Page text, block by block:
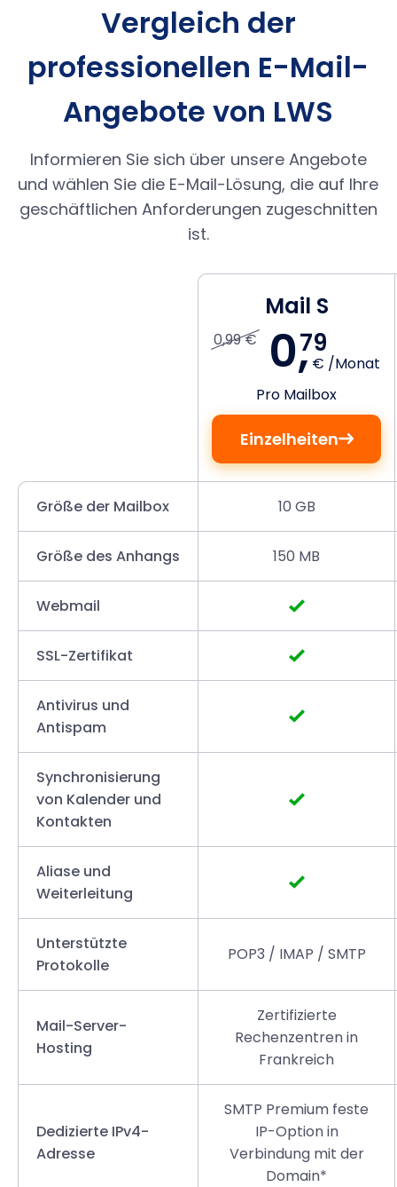
Vergleich der
professionellen E-Mail-
Angebote von LWS
Informieren Sie sich über unsere Angebote
und wählen Sie die E-Mail-Lösung, die auf Ihre
geschäftlichen Anforderungen zugeschnitten
ist.
Mail S
0,99 € 0,79
€ /Monat
Pro Mailbox
Einzelheiten
Größe der Mailbox 10 GB
Größe des Anhangs 150 MB
Webmail
SSL-Zertifikat
Antivirus und
Antispam
Synchronisierung
von Kalender und
Kontakten
Aliase und
Weiterleitung
Unterstützte
Protokolle
POP3 / IMAP / SMTP
Mail-Server-
Hosting
Zertifizierte
Rechenzentren in
Frankreich
Dedizierte IPv4-
Adresse
SMTP Premium feste
IP-Option in
Verbindung mit der
Domain*